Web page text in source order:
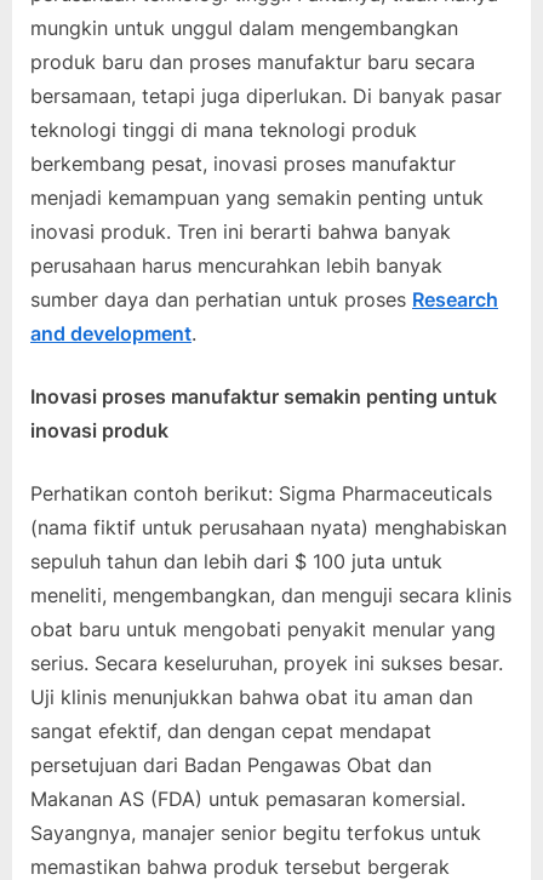
mungkin untuk unggul dalam mengembangkan
produk baru dan proses manufaktur baru secara
bersamaan, tetapi juga diperlukan. Di banyak pasar
teknologi tinggi di mana teknologi produk
berkembang pesat, inovasi proses manufaktur
menjadi kemampuan yang semakin penting untuk
inovasi produk. Tren ini berarti bahwa banyak
perusahaan harus mencurahkan lebih banyak
sumber daya dan perhatian untuk proses Research
and development.
Inovasi proses manufaktur semakin penting untuk
inovasi produk
Perhatikan contoh berikut: Sigma Pharmaceuticals
(nama fiktif untuk perusahaan nyata) menghabiskan
sepuluh tahun dan lebih dari $ 100 juta untuk
meneliti, mengembangkan, dan menguji secara klinis
obat baru untuk mengobati penyakit menular yang
serius. Secara keseluruhan, proyek ini sukses besar.
Uji klinis menunjukkan bahwa obat itu aman dan
sangat efektif, dan dengan cepat mendapat
persetujuan dari Badan Pengawas Obat dan
Makanan AS (FDA) untuk pemasaran komersial.
Sayangnya, manajer senior begitu terfokus untuk
memastikan bahwa produk tersebut bergerak